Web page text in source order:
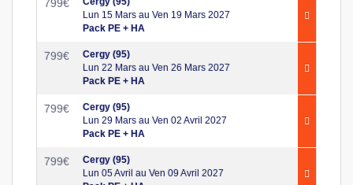
799€
Lun 15 Mars au Ven 19 Mars 2027
Pack PE + HA
799€
Cergy (95)
Lun 22 Mars au Ven 26 Mars 2027
Pack PE + HA
799€
Cergy (95)
Lun 29 Mars au Ven 02 Avril 2027
Pack PE + HA
799€
Cergy (95)
Lun 05 Avril au Ven 09 Avril 2027